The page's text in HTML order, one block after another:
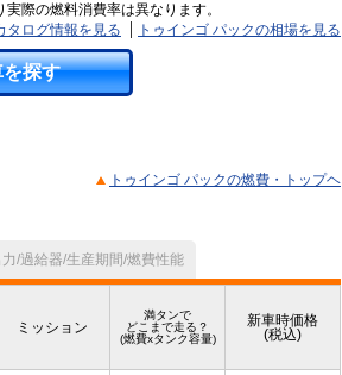
際の燃料消費率は異なります。
タログ情報を見る
トゥインゴ パックの相場を見る
探す
トゥインゴ パックの燃費・トップヘ
/過給器/生産期間/燃費性能
ミッション
満タンで
どこまで走る？
(燃費xタンク容量)
新車時価格
(税込)